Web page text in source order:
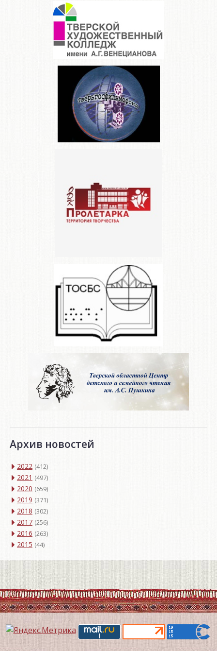
Архив новостей
2022 (412)
2021 (497)
2020 (659)
2019 (371)
2018 (302)
2017 (256)
2016 (263)
2015 (44)